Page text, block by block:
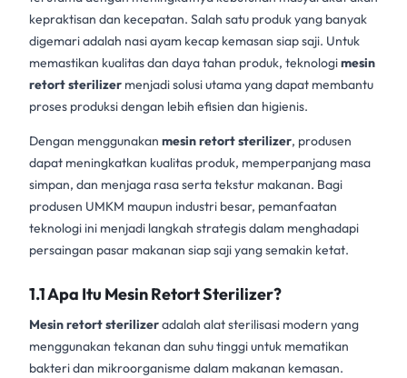
kepraktisan dan kecepatan. Salah satu produk yang banyak
digemari adalah nasi ayam kecap kemasan siap saji. Untuk
memastikan kualitas dan daya tahan produk, teknologimesin
retort sterilizer menjadi solusi utama yang dapat membantu
proses produksi dengan lebih efisien dan higienis.
Dengan menggunakan mesin retort sterilizer, produsen
dapat meningkatkan kualitas produk, memperpanjang masa
simpan, dan menjaga rasa serta tekstur makanan. Bagi
produsen UMKM maupun industri besar, pemanfaatan
teknologi ini menjadi langkah strategis dalam menghadapi
persaingan pasar makanan siap saji yang semakin ketat.
1.1 Apa Itu Mesin Retort Sterilizer?
Mesin retort sterilizeradalah alat sterilisasi modern yang
menggunakan tekanan dan suhu tinggi untuk mematikan
bakteri dan mikroorganisme dalam makanan kemasan.